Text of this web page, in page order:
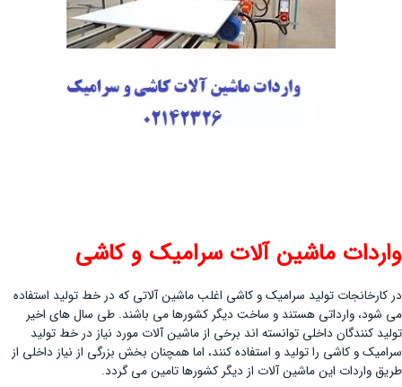
واردات ماشین آلات سرامیک و کاشی
در کارخانجات تولید سرامیک و کاشی اغلب ماشین آلاتی که در خط تولید استفاده
می شود، وارداتی هستند و ساخت دیگر کشورها می باشند. طی سال های اخیر
تولید کنندگان داخلی توانسته اند برخی از ماشین آلات مورد نیاز در خط تولید
سرامیک و کاشی را تولید و استفاده کنند، اما همچنان بخش بزرگی از نیاز داخلی از
طریق واردات این ماشین آلات از دیگر کشورها تامین می گردد.